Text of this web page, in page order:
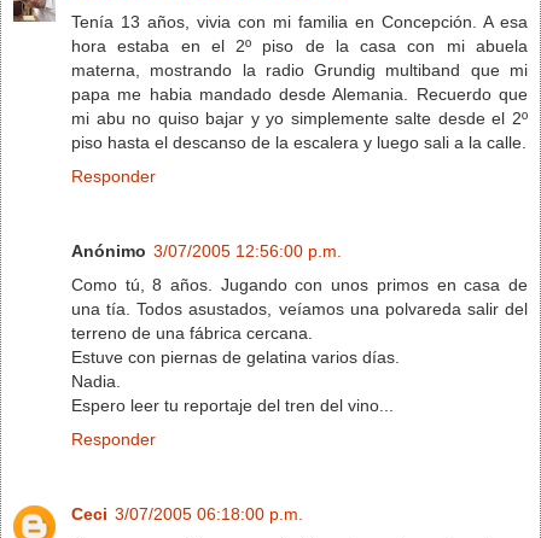
Tenía 13 años, vivia con mi familia en Concepción. A esa
hora estaba en el 2º piso de la casa con mi abuela
materna, mostrando la radio Grundig multiband que mi
papa me habia mandado desde Alemania. Recuerdo que
mi abu no quiso bajar y yo simplemente salte desde el 2º
piso hasta el descanso de la escalera y luego sali a la calle.
Responder
Anónimo 3/07/2005 12:56:00 p.m.
Como tú, 8 años. Jugando con unos primos en casa de
una tía. Todos asustados, veíamos una polvareda salir del
terreno de una fábrica cercana.
Estuve con piernas de gelatina varios días.
Nadia.
Espero leer tu reportaje del tren del vino...
Responder
Ceci 3/07/2005 06:18:00 p.m.